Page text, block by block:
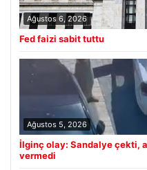
Ağustos 6, 2026
Fed faizi sabit tuttu
Ağustos 5, 2026
İlginç olay: Sandalye çekti,
vermedi